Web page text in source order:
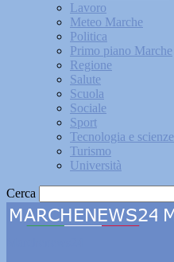
Lavoro
Meteo Marche
Politica
Primo piano Marche
Regione
Salute
Scuola
Sociale
Sport
Tecnologia e scienze
Turismo
Università
Cerca